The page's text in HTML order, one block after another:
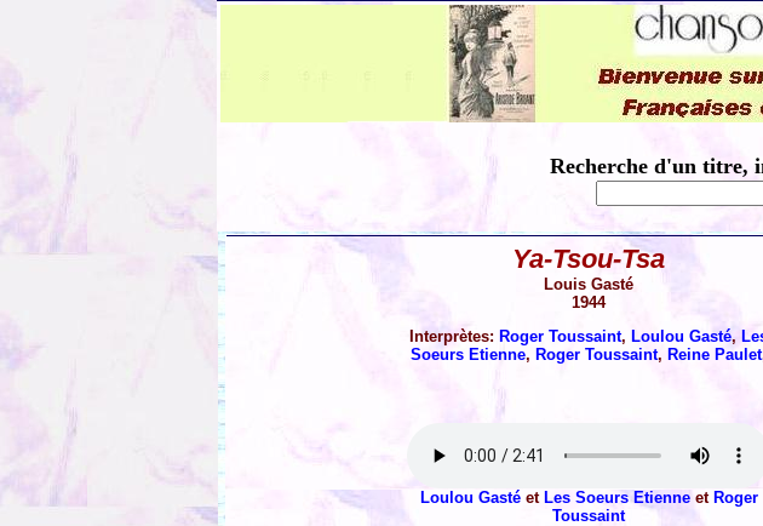
Recherche d'un titre,
Ya-Tsou-Tsa
Louis Gasté
1944
Interprètes: Roger Toussaint, Loulou Gasté,
Soeurs Etienne, Roger Toussaint, Reine Paulet
Loulou Gastéet Les Soeurs Etienneet Roger
Toussaint